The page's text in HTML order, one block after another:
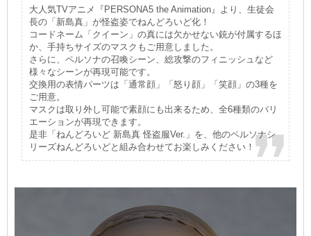
大人気TVアニメ『PERSONA5 the Animation』より、生徒会
長の「新島真」が怪盗姿でねんどろいど化！
コードネーム「クイーン」の真には欠かせない銃が付属するほ
か、手持ちサイズのマスクもご用意しました。
さらに、ペルソナの召喚シーン、総攻撃のフィニッシュなど
様々なシーンが再現可能です。
交換用の表情パーツは「通常顔」「怒り顔」「笑顔」の3種を
ご用意。
マスクは取り外し可能で素顔にも出来るため、全6種類のバリ
エーションが再現できます。
是非「ねんどろいど 新島真 怪盗服Ver.」を、他のペルソナシ
リーズねんどろいどと組み合わせてお楽しみください！